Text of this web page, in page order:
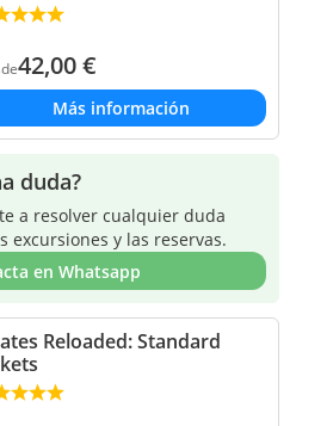
42,00€
Más información
duda?
a resolver cualquier duda
excursiones y las reservas.
en Whatsapp
Reloaded: Standard